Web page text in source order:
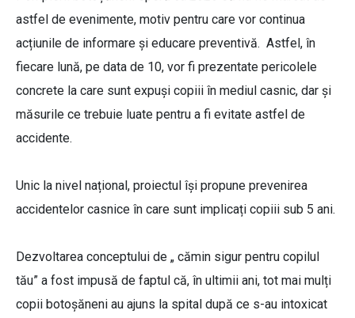
astfel de evenimente, motiv pentru care vor continua
acțiunile de informare și educare preventivă. Astfel, în
fiecare lună, pe data de 10, vor fi prezentate pericolele
concrete la care sunt expuși copiii în mediul casnic, dar și
măsurile ce trebuie luate pentru a fi evitate astfel de
accidente.
Unic la nivel național, proiectul își propune prevenirea
accidentelor casnice în care sunt implicați copiii sub 5 ani.
Dezvoltarea conceptului de „ cămin sigur pentru copilul
tău” a fost impusă de faptul că, în ultimii ani, tot mai mulți
copii botoșăneni au ajuns la spital după ce s-au intoxicat